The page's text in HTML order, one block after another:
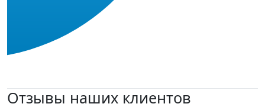
Отзывы наших клиентов